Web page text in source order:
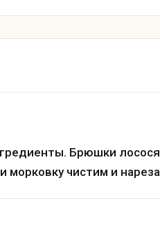
Брюшки
морковку чистим и